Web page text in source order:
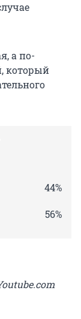
а по-
который
44%
56%